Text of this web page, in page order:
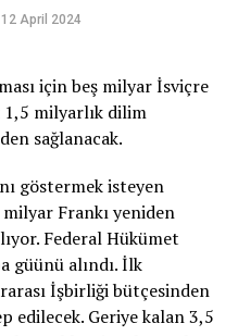
12 April 2024
için beş milyar İsviçre
1,5 milyarlık dilim
sağlanacak.
göstermek isteyen
Frankı yeniden
Federal Hükümet
güünü alındı. İlk
İşbirliği bütçesinden
edilecek. Geriye kalan 3,5